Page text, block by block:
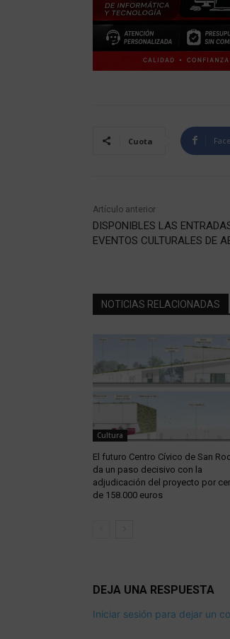
Cuota
Artículo anterior
DISPONIBLES LAS
EVENTOS CULTURALES DE
NOTICIAS RELACIONADAS
Cultura
El futuro Centro Cívico de San
da un paso decisivo con la
adjudicación del proyecto por
de 158.000 euros
DEJA UNA RESPUESTA
Iniciar sesión para dejar un